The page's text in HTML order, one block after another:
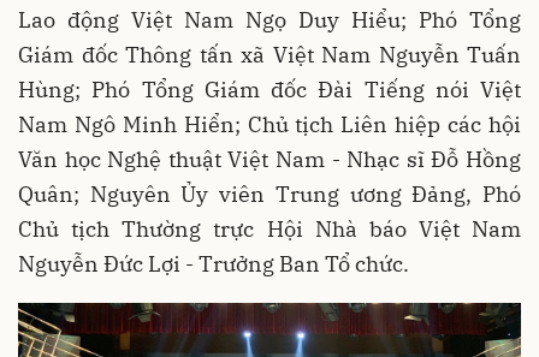
Lao động Việt Nam Ngọ Duy Hiểu; Phó Tổng
Giám đốc Thông tấn xã Việt Nam Nguyễn Tuấn
Hùng; Phó Tổng Giám đốc Đài Tiếng nói Việt
Nam Ngô Minh Hiển; Chủ tịch Liên hiệp các hội
Văn học Nghệ thuật Việt Nam - Nhạc sĩ Đỗ Hồng
Quân; Nguyên Ủy viên Trung ương Đảng, Phó
Chủ tịch Thường trực Hội Nhà báo Việt Nam
Nguyễn Đức Lợi - Trưởng Ban Tổ chức.